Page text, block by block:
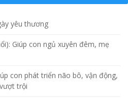
yêu thương
Giúp con ngủ xuyên đêm, mẹ
con phát triển não bô, vận động,
trội